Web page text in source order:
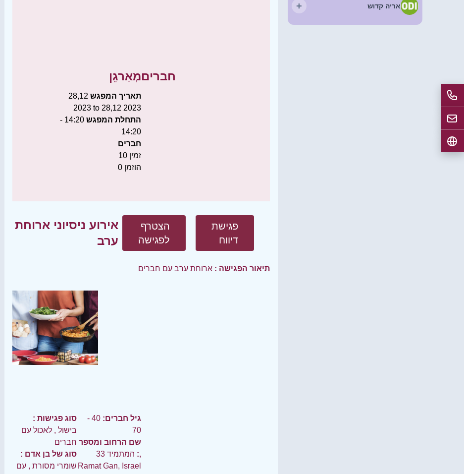
מְאַרגֵן
תאריך המפגש 28,12
2023 to 28,12 2023
התחלת המפגש
14:20 -
14:20
חברים
10 זמין
0 הוזמן
חברים
אירוע ניסיוני ארוחת
ערב
הצטרף
לפגישה
פגישת
דיווח
תיאור הפגישה : ארוחת ערב עם חברים
סוג פגישות :
בישול , לאכול עם
חברים
סוג של בן אדם :
שומרי מסורת , עם
גיל חברים:
40 -
70
שם הרחוב ומספר
:
המתמיד 33,
Ramat Gan, Israel
אריה קדוש +